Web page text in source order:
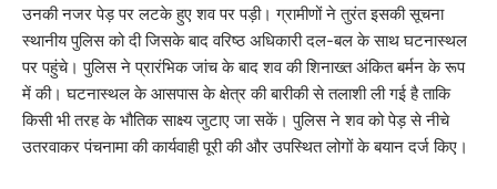
उनकी नजर पेड़ पर लटके हुए शव पर पड़ी। ग्रामीणों ने तुरंत इसकी सूचना
स्थानीय पुलिस को दी जिसके बाद वरिष्ठ अधिकारी दल-बल के साथ घटनास्थल
पर पहुंचे। पुलिस ने प्रारंभिक जांच के बाद शव की शिनाख्त अंकित बर्मन के रूप
में की। घटनास्थल के आसपास के क्षेत्र की बारीकी से तलाशी ली गई है ताकि
किसी भी तरह के भौतिक साक्ष्य जुटाए जा सकें। पुलिस ने शव को पेड़ से नीचे
उतरवाकर पंचनामा की कार्यवाही पूरी की और उपस्थित लोगों के बयान दर्ज किए।